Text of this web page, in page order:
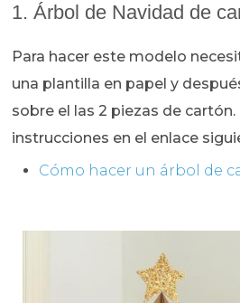
1. Árbol de Navidad de
Para hacer este modelo
una plantilla en papel y
sobre el las 2 piezas de
instrucciones en el enlace
Cómo hacer un árbol de